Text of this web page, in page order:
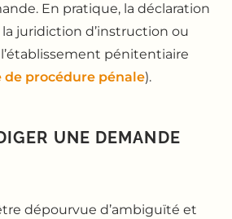
En pratique, la déclaration
juridiction d’instruction ou
pénitentiaire
de procédure pénale).
UNE DEMANDE
dépourvue d’ambiguïté et